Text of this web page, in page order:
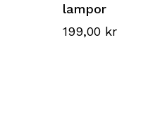
lampor
199,00 kr